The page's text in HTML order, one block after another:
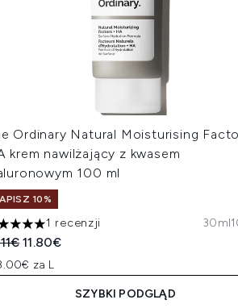
Ordinary Natural Moisturising
krem nawilżający z kwasem
100 ml
10%
na maksymalnie 5
1 recenzji
cena detaliczna:
Aktualna cena:
11.80€
za L
30ml
SZYBKI PODGLĄD